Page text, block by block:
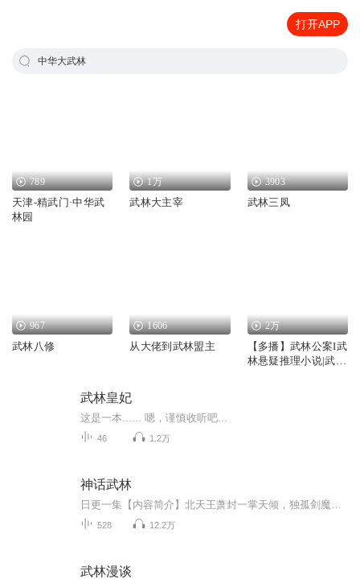
打开APP
中华大武林
789
天津-精武门·中华武
林园
1万
武林大主宰
3903
武林三凤
967
武林八修
1606
从大佬到武林盟主
2万
【多播】武林公案I武
林悬疑推理小说|武林
武林皇妃
这是一本...... 嗯，谨慎收听吧...
46 1.2万
神话武林
528 12.2万
武林漫谈